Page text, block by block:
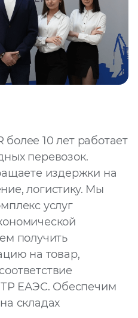
10 лет работает
перевозок.
издержки на
логистику. Мы
услуг
получить
на товар,
ЕАЭС. Обеспечим
складах